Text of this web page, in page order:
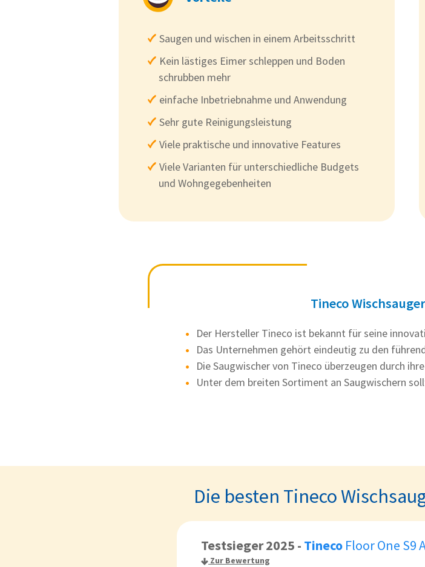
Saugen und wischen in einem Arbeitsschritt
Kein lästiges Eimer schleppen und Boden
schrubben mehr
einfache Inbetriebnahme und Anwendung
Sehr gute Reinigungsleistung
Viele praktische und innovative Features
Viele Varianten für unterschiedliche Budgets
und Wohngegebenheiten
Tineco
Der Hersteller Tineco ist bekannt für seine
Das Unternehmen gehört eindeutig zu den
Die Saugwischer von Tineco überzeugen durch
Unter dem breiten Sortiment an Saugwischern
Die besten Tineco
Testsieger 2025 - Tineco Floor One S9
Zur Bewertung